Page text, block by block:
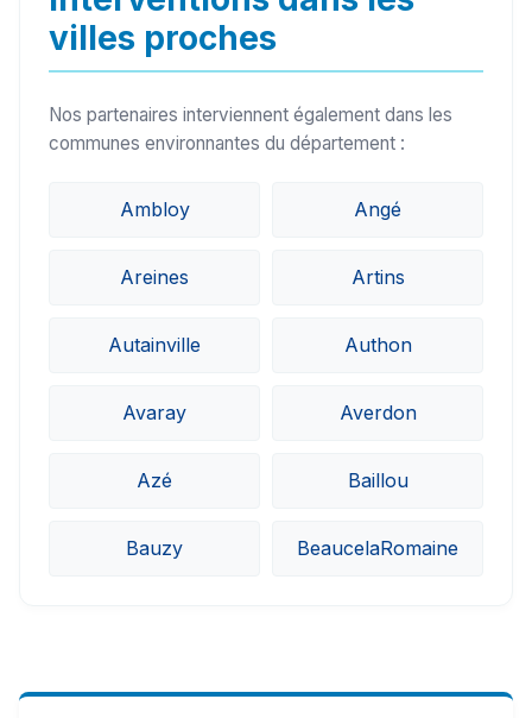
villes proches
Nos partenaires interviennent également dans les
communes environnantes du département :
Ambloy Angé
Areines Artins
Autainville Authon
Avaray Averdon
Azé Baillou
Bauzy BeaucelaRomaine